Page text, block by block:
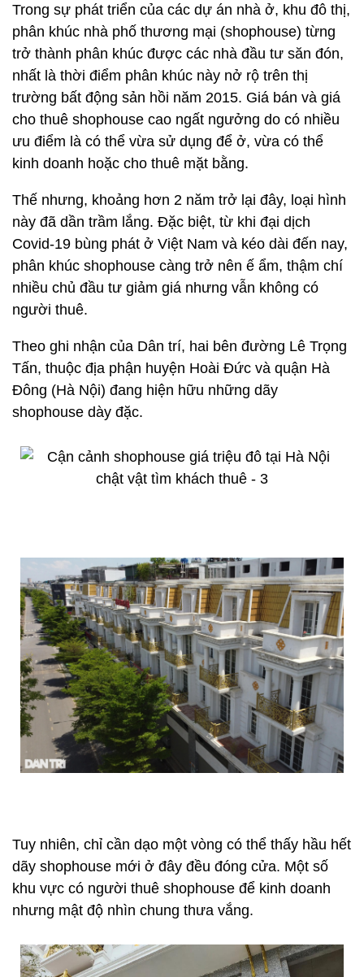
Trong sự phát triển của các dự án nhà ở, khu đô thị,
phân khúc nhà phố thương mại (shophouse) từng
trở thành phân khúc được các nhà đầu tư săn đón,
nhất là thời điểm phân khúc này nở rộ trên thị
trường bất động sản hồi năm 2015. Giá bán và giá
cho thuê shophouse cao ngất ngưởng do có nhiều
ưu điểm là có thể vừa sử dụng để ở, vừa có thể
kinh doanh hoặc cho thuê mặt bằng.
Thế nhưng, khoảng hơn 2 năm trở lại đây, loại hình
này đã dần trầm lắng. Đặc biệt, từ khi đại dịch
Covid-19 bùng phát ở Việt Nam và kéo dài đến nay,
phân khúc shophouse càng trở nên ế ẩm, thậm chí
nhiều chủ đầu tư giảm giá nhưng vẫn không có
người thuê.
Theo ghi nhận của Dân trí, hai bên đường Lê Trọng
Tấn, thuộc địa phận huyện Hoài Đức và quận Hà
Đông (Hà Nội) đang hiện hữu những dãy
shophouse dày đặc.
Tuy nhiên, chỉ cần dạo một vòng có thể thấy hầu hết
dãy shophouse mới ở đây đều đóng cửa. Một số
khu vực có người thuê shophouse để kinh doanh
nhưng mật độ nhìn chung thưa vắng.